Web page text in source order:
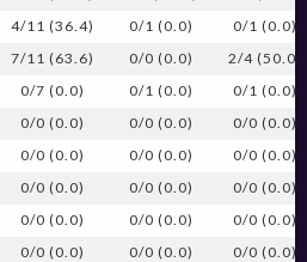
4/11 (36.4) 0/1 (0.0)
0/1 (0.0)
7/11 (63.6) 0/0 (0.0)
2/4 (50.0)
0/7 (0.0) 0/1 (0.0)
0/1 (0.0)
0/0 (0.0) 0/0 (0.0)
0/0 (0.0)
0/0 (0.0) 0/0 (0.0)
0/0 (0.0)
0/0 (0.0) 0/0 (0.0)
0/0 (0.0)
0/0 (0.0) 0/0 (0.0)
0/0 (0.0)
0/0 (0.0) 0/0 (0.0)
0/0 (0.0)